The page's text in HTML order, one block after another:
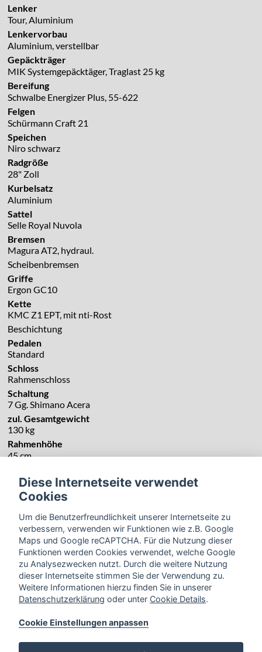
Lenker
Tour, Aluminium
Lenkervorbau
Aluminium, verstellbar
Gepäckträger
MIK Systemgepäcktäger, Traglast 25 kg
Bereifung
Schwalbe Energizer Plus, 55-622
Felgen
Schürmann Craft 21
Speichen
Niro schwarz
Radgröße
28" Zoll
Kurbelsatz
Aluminium
Sattel
Selle Royal Nuvola
Bremsen
Magura AT2, hydraul.
Scheibenbremsen
Griffe
Ergon GC10
Kette
KMC Z1 EPT, mit nti-Rost
Beschichtung
Pedalen
Standard
Schloss
Rahmenschloss
Schaltung
7 Gg. Shimano Acera
zul. Gesamtgewicht
130 kg
Rahmenhöhe
45 cm
Diese Internetseite verwendet
Cookies
Um die Benutzerfreundlichkeit unserer Internetseite zu
verbessern, verwenden wir Funktionen wie z.B. Google
Maps und Google reCAPTCHA. Für die Nutzung dieser
Funktionen werden Cookies verwendet, welche Google
zu Analysezwecken nutzt. Durch die weitere Nutzung
dieser Internetseite stimmen Sie der Verwendung zu.
Weitere Informationen hierzu finden Sie in unserer
Datenschutzerklärung oder unter Cookie Details.
Cookie Einstellungen anpassen